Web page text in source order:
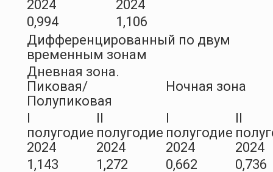
2024
2024
0,994
1,106
Дифференцированный по двум
временным зонам
Дневная зона.
Пиковая/
Полупиковая
Ночная зона
полугодие
2024
полугодие
2024
полугодие
2024
2024
1,143
1,272 0,662
0,736